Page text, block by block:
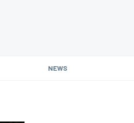
NEWS